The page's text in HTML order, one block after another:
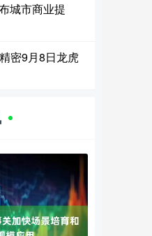
城市商业提
密9月8日龙虎